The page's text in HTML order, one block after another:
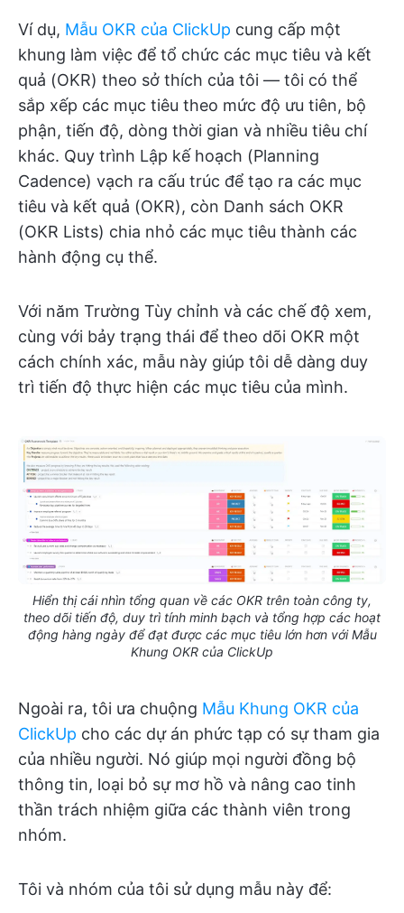
Ví dụ, Mẫu OKR của ClickUp cung cấp một
khung làm việc để tổ chức các mục tiêu và kết
quả (OKR) theo sở thích của tôi — tôi có thể
sắp xếp các mục tiêu theo mức độ ưu tiên, bộ
phận, tiến độ, dòng thời gian và nhiều tiêu chí
khác. Quy trình Lập kế hoạch (Planning
Cadence) vạch ra cấu trúc để tạo ra các mục
tiêu và kết quả (OKR), còn Danh sách OKR
(OKR Lists) chia nhỏ các mục tiêu thành các
hành động cụ thể.
Với năm Trường Tùy chỉnh và các chế độ xem,
cùng với bảy trạng thái để theo dõi OKR một
cách chính xác, mẫu này giúp tôi dễ dàng duy
trì tiến độ thực hiện các mục tiêu của mình.
Hiển thị cái nhìn tổng quan về các OKR trên toàn công ty,
theo dõi tiến độ, duy trì tính minh bạch và tổng hợp các hoạt
động hàng ngày để đạt được các mục tiêu lớn hơn với Mẫu
Khung OKR của ClickUp
Ngoài ra, tôi ưa chuộng Mẫu Khung OKR của
ClickUp cho các dự án phức tạp có sự tham gia
của nhiều người. Nó giúp mọi người đồng bộ
thông tin, loại bỏ sự mơ hồ và nâng cao tinh
thần trách nhiệm giữa các thành viên trong
nhóm.
Tôi và nhóm của tôi sử dụng mẫu này để: